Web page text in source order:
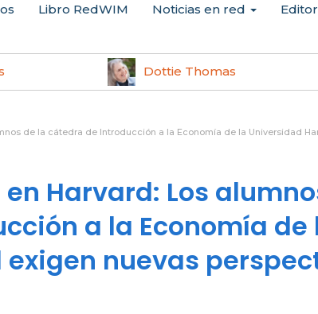
Libro RedWIM Noticias en red
Dottie Thomas
de la cátedra de Introducción a la Economía de la Universidad
Harvard: Los
a la Economía de
nuevas